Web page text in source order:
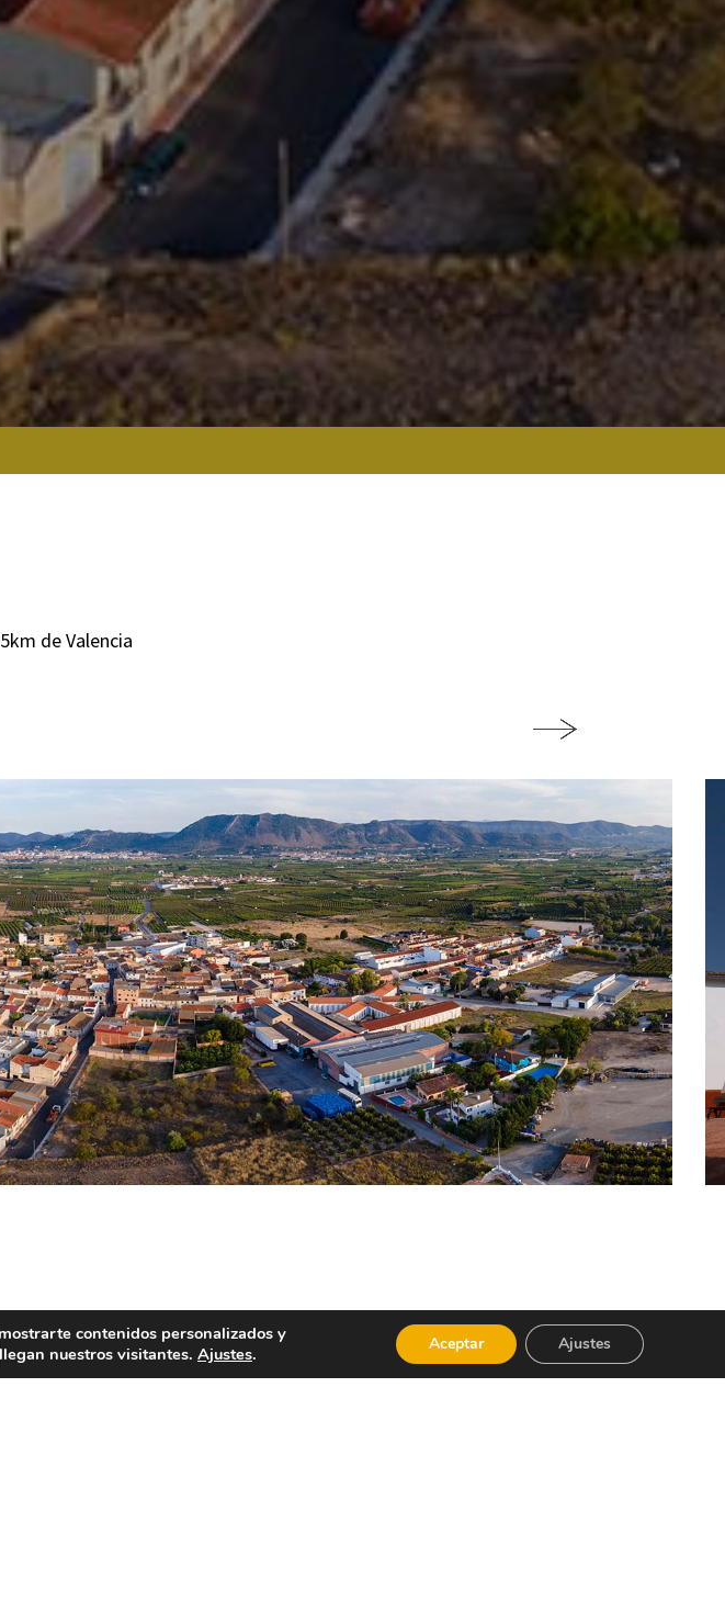
de Valencia
«amb fessols i naps» (con habichuelas y nabos).
contenidos personalizados y
nuestros visitantes. Ajustes. Aceptar Ajustes